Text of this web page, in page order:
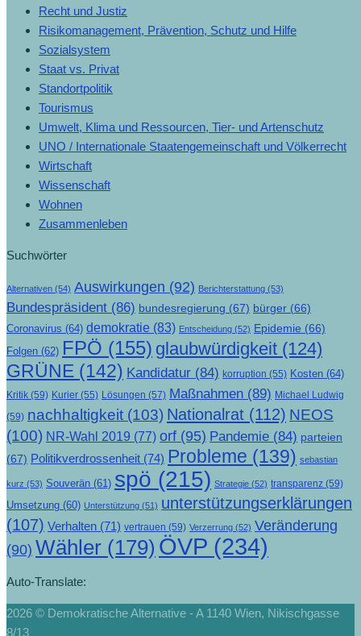
Recht und Justiz
Risikomanagement, Prävention, Schutz und Hilfe
Sozialsystem
Staat vs. Privat
Standortpolitik
Tourismus
Umwelt, Klima und Ressourcen, Tier- und Artenschutz
UNO / Internationale Staatengemeinschaft und Völkerrecht
Wirtschaft
Wissenschaft
Wohnen
Zusammenleben
Suchwörter
Alternativen (54) Auswirkungen (92) Berichterstattung (53)
Bundespräsident (86) bundesregierung (67) bürger (66)
Coronavirus (64) demokratie (83) Entscheidung (52) Epidemie (66)
Folgen (62) FPÖ (155) glaubwürdigkeit (124)
GRÜNE (142) Kandidatur (84) korruption (55) Kosten (64)
Kritik (59) Kurier (55) Lösungen (57) Maßnahmen (89) Michael Ludwig
(59) nachhaltigkeit (103) Nationalrat (112) NEOS
(100) NR-Wahl 2019 (77) orf (95) Pandemie (84) parteien
(67) Politikverdrossenheit (74) Probleme (139) sebastian
kurz (53) Souverän (61) spö (215) Strategie (52) transparenz (59)
Umsetzung (60) Unterstützung (51) unterstützungserklärungen
(107) Verhalten (71) vertrauen (59) Verzerrung (52) Veränderung
(90) Wähler (179) ÖVP (234)
Auto-Translate:
2026 © Demokratische Alternative - A 1140 Wien, Nikischgasse
8/13